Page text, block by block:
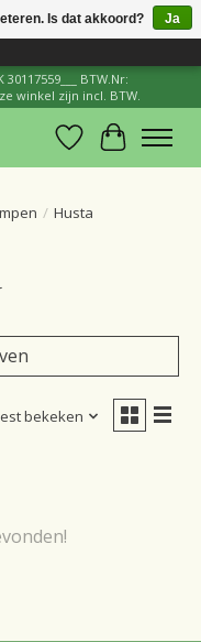
×
BTW.Nr:
winkel zijn incl. BTW.
Verlanglijst
/ Husta
bekeken
Is dat akkoord?
Ja